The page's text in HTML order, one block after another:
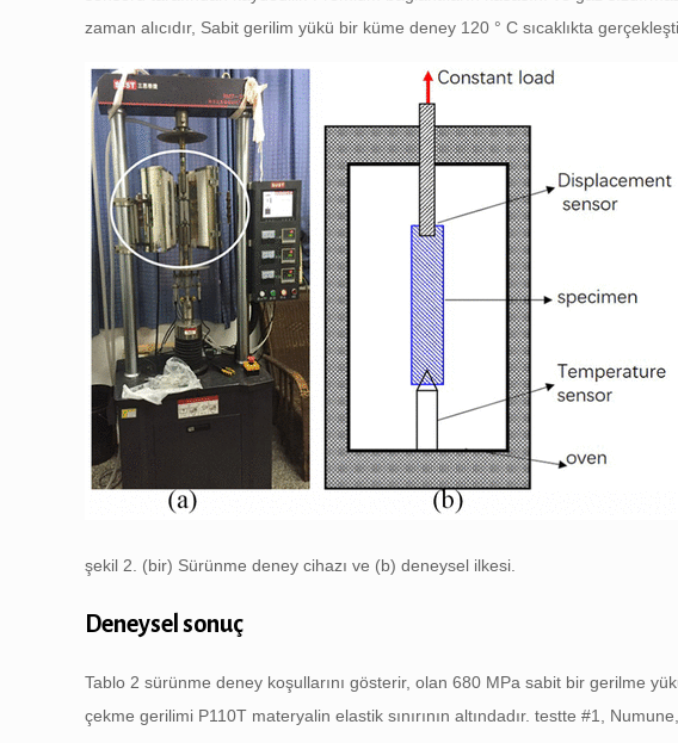
zaman alıcıdır, Sabit gerilim yükü bir küme deney 120 ° C sıcaklıkta
şekil 2. (bir) Sürünme deney cihazı ve (b) deneysel ilkesi.
Deneysel sonuç
Tablo 2 sürünme deney koşullarını gösterir, olan 680 MPa sabit bir gerilme
çekme gerilimi P110T materyalin elastik sınırının altındadır. testte #1,